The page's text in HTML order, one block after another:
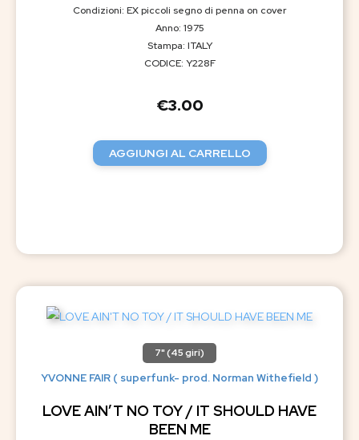
Condizioni: EX piccoli segno di penna on cover
Anno: 1975
Stampa: ITALY
CODICE: Y228F
€3.00
AGGIUNGI AL CARRELLO
7" (45 giri)
YVONNE FAIR ( superfunk- prod. Norman Withefield )
LOVE AIN’T NO TOY / IT SHOULD HAVE
BEEN ME